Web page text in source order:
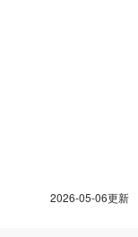
2026-05-06更新